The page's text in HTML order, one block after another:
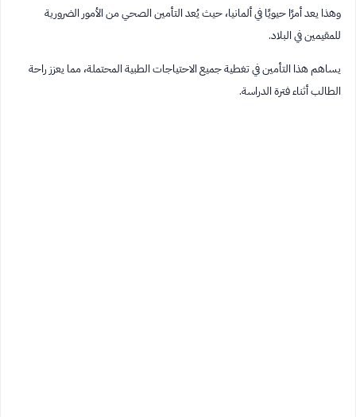
وهذا يعد أمرًا حيويًا في ألمانيا، حيث يُعد التأمين الصحي من الأمور الضرورية
للمقيمين في البلاد.
يساهم هذا التأمين في تغطية جميع الاحتياجات الطبية المحتملة، مما يعزز راحة
الطالب أثناء فترة الدراسة.